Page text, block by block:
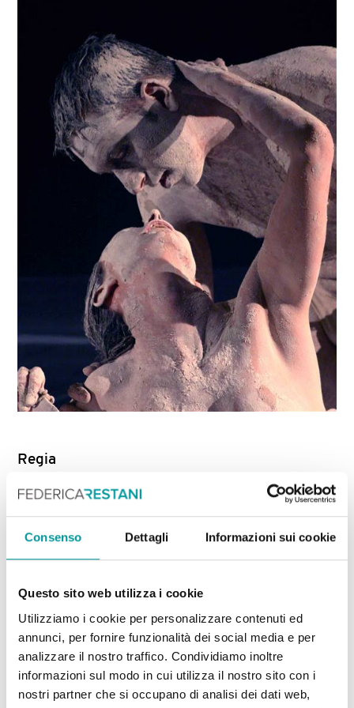
Consenso Dettagli Informazioni sui cookie
Questo sito web utilizza i cookie
Utilizziamo i cookie per personalizzare contenuti ed
annunci, per fornire funzionalità dei social media e per
analizzare il nostro traffico. Condividiamo inoltre
informazioni sul modo in cui utilizza il nostro sito con i
nostri partner che si occupano di analisi dei dati web,
Regia
Raffaele Latagliata, Chiara Olivieri, Federica
Coreografie
Chiara Olivieri – Daniele Ziglioli
Scene
Paolo Cavinato